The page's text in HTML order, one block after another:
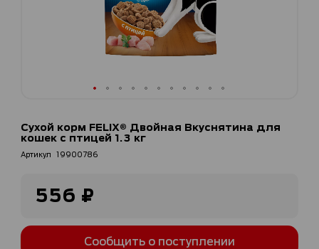
началу
галереи
изображений
Сухой корм FELIX® Двойная Вкуснятина для
кошек с птицей 1.3 кг
Артикул 19900786
556 ₽
Сообщить о поступлении